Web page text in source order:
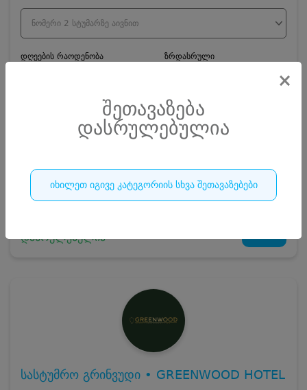
×
შეთავაზება
დასრულებულია
იხილეთ იგივე კატეგორიის სხვა შეთავაზებები
ნომერი 2 სტუმარზე აივნით
დღეების რაოდენობა ზრდასრული
ჯავშნის კოდის ღირებულება
სრული ღირებულების გადახდა
ჯავშნის კოდი
20 ₾
დამატებითი საწოლი
კვება
0 ₾
დასრულებულია
დასრულებულია
სასტუმრო გრინვუდი • GREENWOOD HOTEL